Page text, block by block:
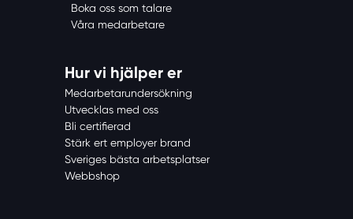
Boka oss som talare
Våra medarbetare
Hur vi hjälper er
Medarbetarundersökning
Utvecklas med oss
Bli certifierad
Stärk ert employer brand
Sveriges bästa arbetsplatser
Webbshop